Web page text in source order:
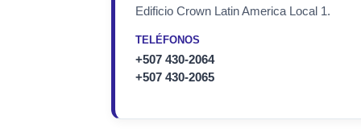
Edificio Crown Latin America Local 1.
TELÉFONOS
+507 430-2064
+507 430-2065